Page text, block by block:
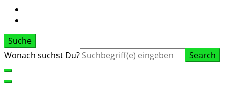
Suche
Suche
Wonach suchst Du?